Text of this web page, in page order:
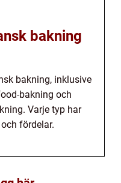
bakning
bakning, inklusive
bakning och
Varje typ har
fördelar.